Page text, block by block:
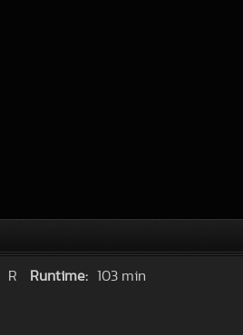
R Runtime: 103 min